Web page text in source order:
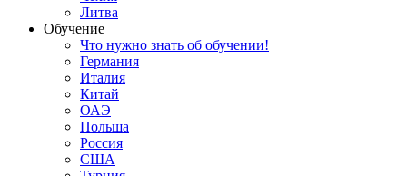
Литва
Обучение
Что нужно знать об обучении!
Германия
Италия
Китай
ОАЭ
Польша
Россия
США